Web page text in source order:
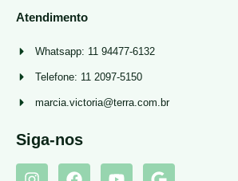
Atendimento
Whatsapp: 11 94477-6132
Telefone: 11 2097-5150
marcia.victoria@terra.com.br
Siga-nos